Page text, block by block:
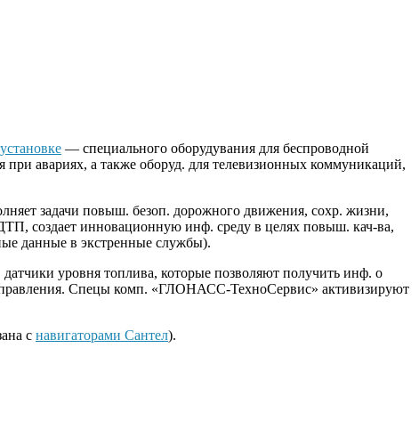
— специального оборудувания для беспроводной
при авариях, а также оборуд. для телевизионных коммуникаций,
задачи повыш. безоп. дорожного движения, сохр. жизни,
создает инновационную инф. среду в целях повыш. кач-ва,
данные в экстренные службы).
уровня топлива, которые позволяют получить инф. о
управления. Спецы комп. «ГЛОНАСС-ТехноСервис» активизируют
с навигаторами Сантел).